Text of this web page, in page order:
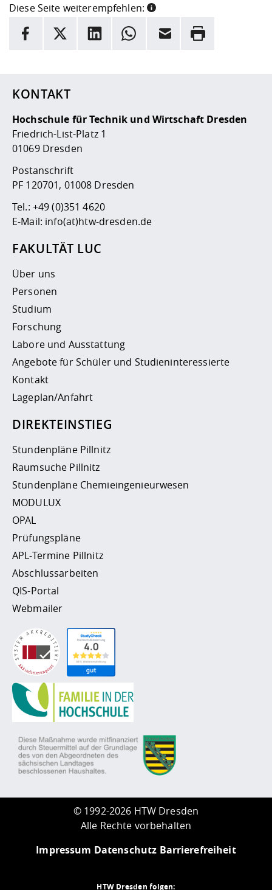
Diese Seite weiterempfehlen:
INFORMATION
Hier stehen weitere Informationen und ein Link zur
Facebook
X LinkedInWhatsappE-Mail Drucken
KONTAKT
Hochschule für Technik und Wirtschaft Dresden
Friedrich-List-Platz 1
01069 Dresden
Postanschrift
PF 120701, 01008 Dresden
Tel.: +49 (0)351 4620
E-Mail: info(at)htw-dresden.de
FAKULTÄT LUC
Über uns
Personen
Studium
Forschung
Labore und Ausstattung
Angebote für Schüler und Studieninteressierte
Kontakt
Lageplan/Anfahrt
DIREKTEINSTIEG
Stundenpläne Pillnitz
Raumsuche Pillnitz
Stundenpläne Chemieingenieurwesen
MODULUX
OPAL
Prüfungspläne
APL-Termine Pillnitz
Abschlussarbeiten
QIS-Portal
Webmailer
© 1992-2026 HTW Dresden
Alle Rechte vorbehalten
Impressum Datenschutz Barrierefreiheit
HTW Dresden folgen: